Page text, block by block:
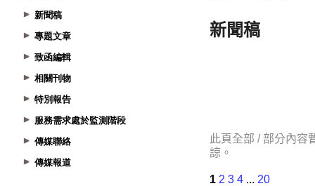
新聞稿
專題文章
致函編輯
相關刊物
特別報告
服務需求處於監測階段
傳媒聯絡
傳媒報道